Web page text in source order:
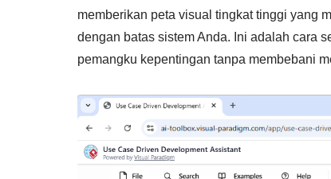
memberikan peta visual tingkat tinggi yang
dengan batas sistem Anda. Ini adalah cara
pemangku kepentingan tanpa membebani